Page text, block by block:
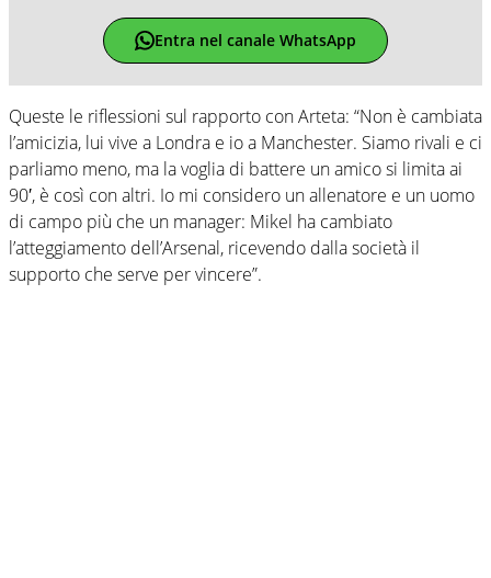
Entra nel canale WhatsApp
Queste le riflessioni sul rapporto con Arteta: “Non è cambiata
l’amicizia, lui vive a Londra e io a Manchester. Siamo rivali e ci
parliamo meno, ma la voglia di battere un amico si limita ai
90′, è così con altri. Io mi considero un allenatore e un uomo
di campo più che un manager: Mikel ha cambiato
l’atteggiamento dell’Arsenal, ricevendo dalla società il
supporto che serve per vincere”.